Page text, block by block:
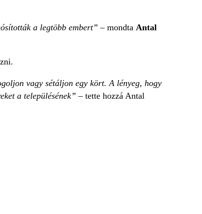
a legtöbb embert” – mondta Antal
vagy sétáljon egy kört. A lényeg, hogy
a településének” – tette hozzá Antal